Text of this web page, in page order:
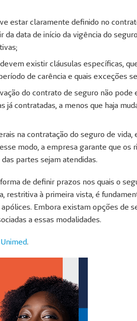
estar claramente definido no
data de início da vigência do
existir cláusulas específicas,
de carência e quais exceções
do contrato de seguro não pode
contratadas, a menos que haja
na contratação do seguro de vida,
modo, a empresa garante que os
partes sejam atendidas.
de definir prazos nos quais o
restritiva à primeira vista, é
Embora existam opções de
a essas modalidades.
.